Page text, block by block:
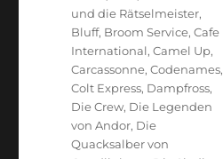
und die Rätselmeister,
Bluff, Broom Service,Cafe
International,Camel Up,
Carcassonne,Codenames,
Colt Express, Dampfross,
Die Crew, Die Legenden
von Andor, Die
Quacksalber von